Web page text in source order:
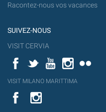
Racontez-nous vos vacances
SUIVEZ-NOUS
VISIT CERVIA
FacebookTwitterYouTubeInstagram
YouT
VISIT MILANO MARITTIMA
Flick
VISIT
MILANO
YouTube